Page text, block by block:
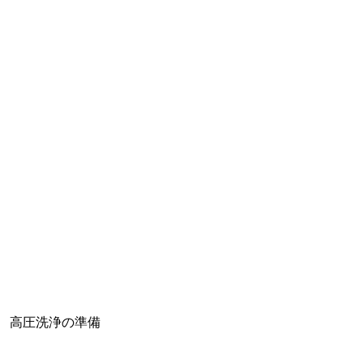
高圧洗浄の準備